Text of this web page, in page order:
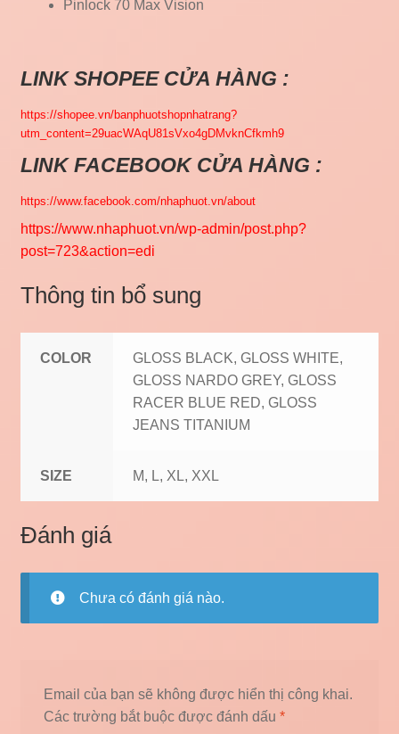
Pinlock 70 Max Vision
LINK SHOPEE CỬA HÀNG :
https://shopee.vn/banphuotshopnhatrang?
utm_content=29uacWAqU81sVxo4gDMvknCfkmh9
LINK FACEBOOK CỬA HÀNG :
https://www.facebook.com/nhaphuot.vn/about
https://www.nhaphuot.vn/wp-admin/post.php?
post=723&action=edi
Thông tin bổ sung
COLOR
GLOSS BLACK, GLOSS WHITE,
GLOSS NARDO GREY, GLOSS
RACER BLUE RED, GLOSS
JEANS TITANIUM
SIZE M, L, XL, XXL
Đánh giá
Chưa có đánh giá nào.
Email của bạn sẽ không được hiển thị công khai.
Các trường bắt buộc được đánh dấu *